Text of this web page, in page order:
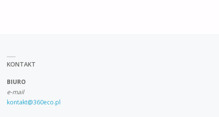
KONTAKT
BIURO
e-mail
kontakt@360eco.pl